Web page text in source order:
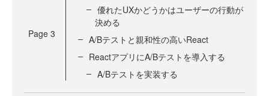
Page 3
優れたUXかどうかはユーザーの行動が
決める
A/Bテストと親和性の高いReact
ReactアプリにA/Bテストを導入する
A/Bテストを実装する